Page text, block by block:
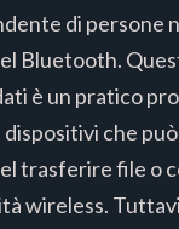
di persone
Bluetooth.
è un pratico
che
trasferire file o
wireless.